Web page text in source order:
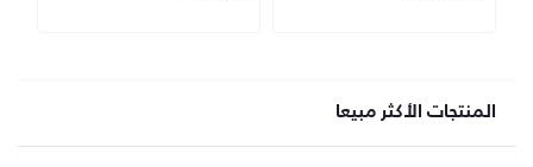
المنتجات الأكثر مبيعا